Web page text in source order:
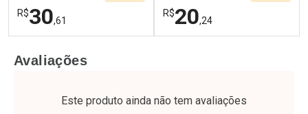
R$30,61
Laboratório
Por Menos
R$20,24
Laboratório
Por Menos
Avaliações
Este produto ainda não tem avaliações